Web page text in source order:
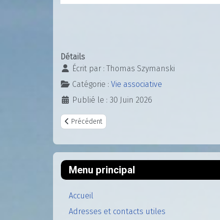
Détails
Écrit par :Thomas Szymanski
Catégorie : Vie associative
Publié le : 30 Juin 2026
Article précédent : Sortie famille - Allons à la cité
Précédent
Menu principal
Accueil
Adresses et contacts utiles